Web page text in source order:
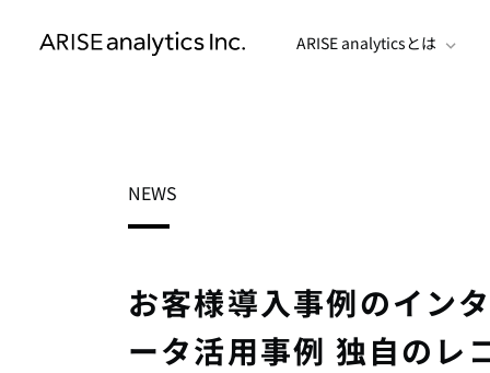
ARISE analyticsとは
NEWS
お客様導入事例のイン
ータ活用事例 独自のレ